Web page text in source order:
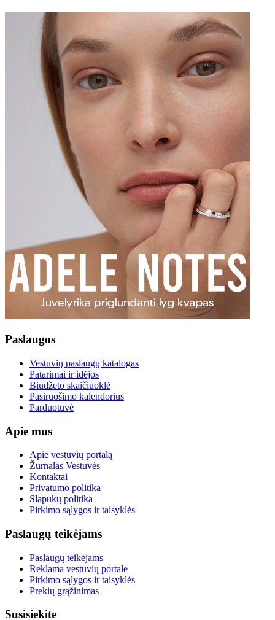
Paslaugos
Vestuvių paslaugų katalogas
Patarimai ir idėjos
Biudžeto skaičiuoklė
Pasiruošimo kalendorius
Parduotuvė
Apie mus
Apie vestuvių portalą
Žurnalas Vestuvės
Kontaktai
Privatumo politika
Slapukų politika
Pirkimo sąlygos ir taisyklės
Paslaugų teikėjams
Paslaugų teikėjams
Reklama vestuvių portale
Pirkimo sąlygos ir taisyklės
Prekių grąžinimas
Susisiekite